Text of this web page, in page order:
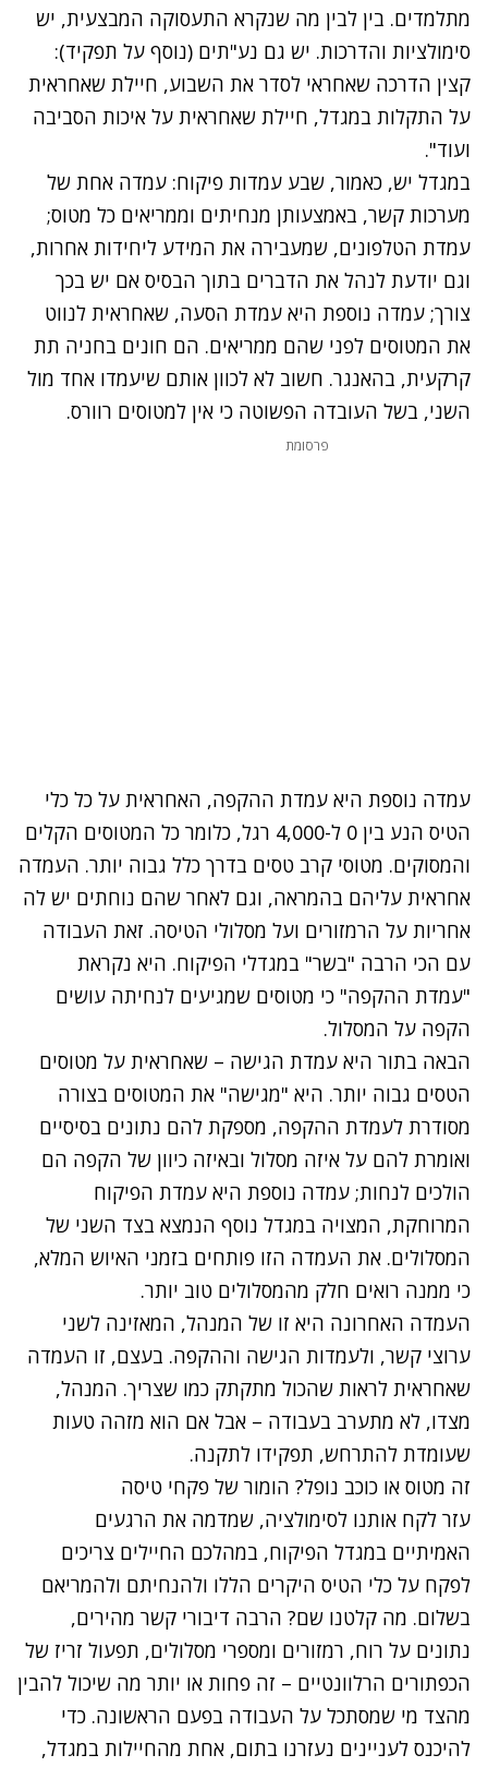
מתלמדים. בין לבין מה שנקרא התעסוקה המבצעית, יש
סימולציות והדרכות. יש גם נע"תים (נוסף על תפקיד):
קצין הדרכה שאחראי לסדר את השבוע, חיילת שאחראית
על התקלות במגדל, חיילת שאחראית על איכות הסביבה
ועוד".
במגדל יש, כאמור, שבע עמדות פיקוח: עמדה אחת של
מערכות קשר, באמצעותן מנחיתים וממריאים כל מטוס;
עמדת הטלפונים, שמעבירה את המידע ליחידות אחרות,
וגם יודעת לנהל את הדברים בתוך הבסיס אם יש בכך
צורך; עמדה נוספת היא עמדת הסעה, שאחראית לנווט
את המטוסים לפני שהם ממריאים. הם חונים בחניה תת
קרקעית, בהאנגר. חשוב לא לכוון אותם שיעמדו אחד מול
השני, בשל העובדה הפשוטה כי אין למטוסים רוורס.
פרסומת
עמדה נוספת היא עמדת ההקפה, האחראית על כל כלי
הטיס הנע בין 0 ל-4,000 רגל, כלומר כל המטוסים הקלים
והמסוקים. מטוסי קרב טסים בדרך כלל גבוה יותר. העמדה
אחראית עליהם בהמראה, וגם לאחר שהם נוחתים יש לה
אחריות על הרמזורים ועל מסלולי הטיסה. זאת העבודה
עם הכי הרבה "בשר" במגדלי הפיקוח. היא נקראת
"עמדת ההקפה" כי מטוסים שמגיעים לנחיתה עושים
הקפה על המסלול.
הבאה בתור היא עמדת הגישה – שאחראית על מטוסים
הטסים גבוה יותר. היא "מגישה" את המטוסים בצורה
מסודרת לעמדת ההקפה, מספקת להם נתונים בסיסיים
ואומרת להם על איזה מסלול ובאיזה כיוון של הקפה הם
הולכים לנחות; עמדה נוספת היא עמדת הפיקוח
המרוחקת, המצויה במגדל נוסף הנמצא בצד השני של
המסלולים. את העמדה הזו פותחים בזמני האיוש המלא,
כי ממנה רואים חלק מהמסלולים טוב יותר.
העמדה האחרונה היא זו של המנהל, המאזינה לשני
ערוצי קשר, ולעמדות הגישה וההקפה. בעצם, זו העמדה
שאחראית לראות שהכול מתקתק כמו שצריך. המנהל,
מצדו, לא מתערב בעבודה – אבל אם הוא מזהה טעות
שעומדת להתרחש, תפקידו לתקנה.
זה מטוס או כוכב נופל? הומור של פקחי טיסה
עזר לקח אותנו לסימולציה, שמדמה את הרגעים
האמיתיים במגדל הפיקוח, במהלכם החיילים צריכים
לפקח על כלי הטיס היקרים הללו ולהנחיתם ולהמריאם
בשלום. מה קלטנו שם? הרבה דיבורי קשר מהירים,
נתונים על רוח, רמזורים ומספרי מסלולים, תפעול זריז של
הכפתורים הרלוונטיים – זה פחות או יותר מה שיכול להבין
מהצד מי שמסתכל על העבודה בפעם הראשונה. כדי
להיכנס לעניינים נעזרנו בתום, אחת מהחיילות במגדל,